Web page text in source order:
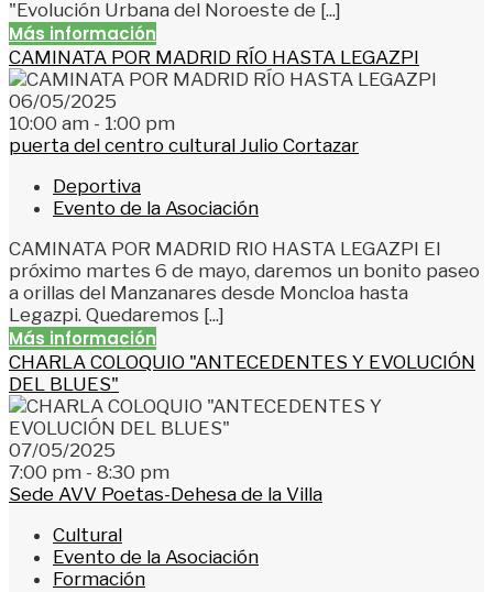
"Evolución Urbana del Noroeste de [...]
Más información
CAMINATA POR MADRID RÍO HASTA LEGAZPI
06/05/2025
10:00 am - 1:00 pm
puerta del centro cultural Julio Cortazar
Deportiva
Evento de la Asociación
CAMINATA POR MADRID RIO HASTA LEGAZPI El
próximo martes 6 de mayo, daremos un bonito paseo
a orillas del Manzanares desde Moncloa hasta
Legazpi. Quedaremos [...]
Más información
CHARLA COLOQUIO "ANTECEDENTES Y EVOLUCIÓN
DEL BLUES"
07/05/2025
7:00 pm - 8:30 pm
Sede AVV Poetas-Dehesa de la Villa
Cultural
Evento de la Asociación
Formación